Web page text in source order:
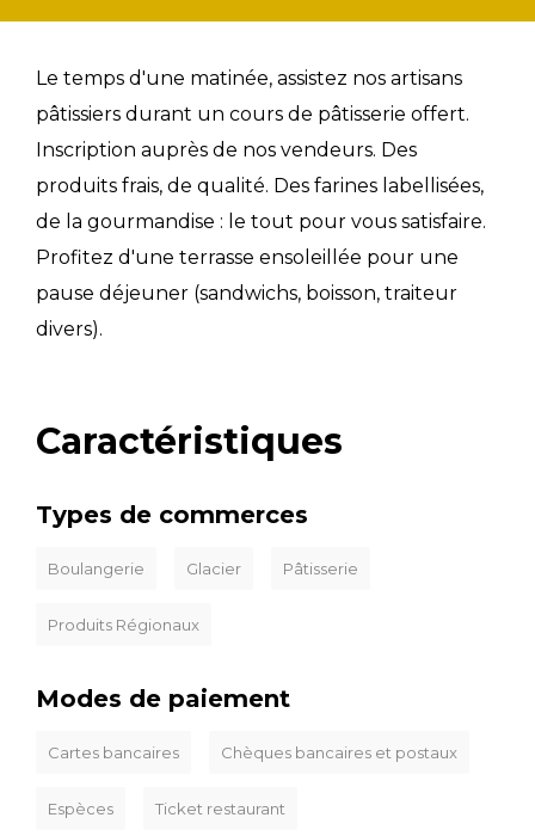
Le temps d'une matinée, assistez nos artisans
pâtissiers durant un cours de pâtisserie offert.
Inscription auprès de nos vendeurs. Des
produits frais, de qualité. Des farines labellisées,
de la gourmandise : le tout pour vous satisfaire.
Profitez d'une terrasse ensoleillée pour une
pause déjeuner (sandwichs, boisson, traiteur
divers).
Caractéristiques
Types de commerces
Boulangerie Glacier Pâtisserie
Produits Régionaux
Modes de paiement
Cartes bancaires Chèques bancaires et postaux
Espèces Ticket restaurant